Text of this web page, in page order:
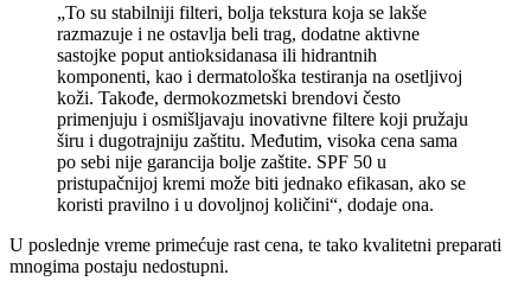
„To su stabilniji filteri, bolja tekstura koja se lakše
razmazuje i ne ostavlja beli trag, dodatne aktivne
sastojke poput antioksidanasa ili hidrantnih
komponenti, kao i dermatološka testiranja na osetljivoj
koži. Takođe, dermokozmetski brendovi često
primenjuju i osmišljavaju inovativne filtere koji pružaju
širu i dugotrajniju zaštitu. Međutim, visoka cena sama
po sebi nije garancija bolje zaštite. SPF 50 u
pristupačnijoj kremi može biti jednako efikasan, ako se
koristi pravilno i u dovoljnoj količini“, dodaje ona.
U poslednje vreme primećuje rast cena, te tako kvalitetni preparati
mnogima postaju nedostupni.